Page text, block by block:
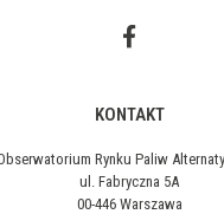
KONTAKT
Rynku Paliw
ul. Fabryczna 5A
00-446 Warszawa